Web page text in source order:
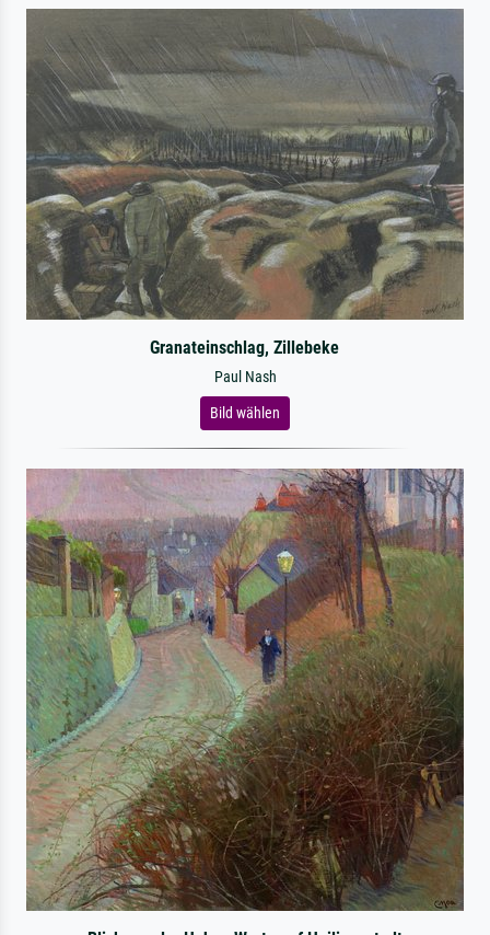
Granateinschlag, Zillebeke
Paul Nash
Bild wählen